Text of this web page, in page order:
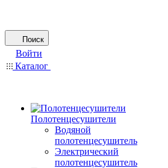
Поиск
Войти
Каталог
Полотенцесушители
Водяной
полотенцесушитель
Электрический
полотенцесушитель